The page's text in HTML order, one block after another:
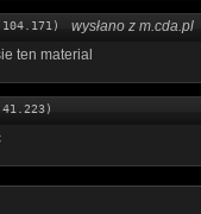
wysłano z m.cda.pl
ten material